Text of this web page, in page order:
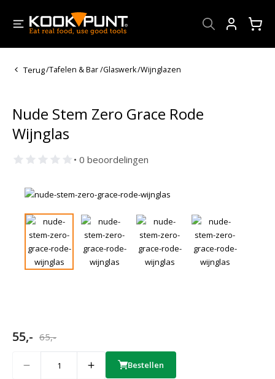
Terug/Tafelen & Bar/Glaswerk/Wijnglazen
Nude Stem Zero Grace Rode
Wijnglas
• 0 beoordelingen
55,- 65,-
Bestellen